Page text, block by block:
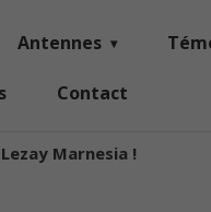
Antennes
Contact
Marnesia !